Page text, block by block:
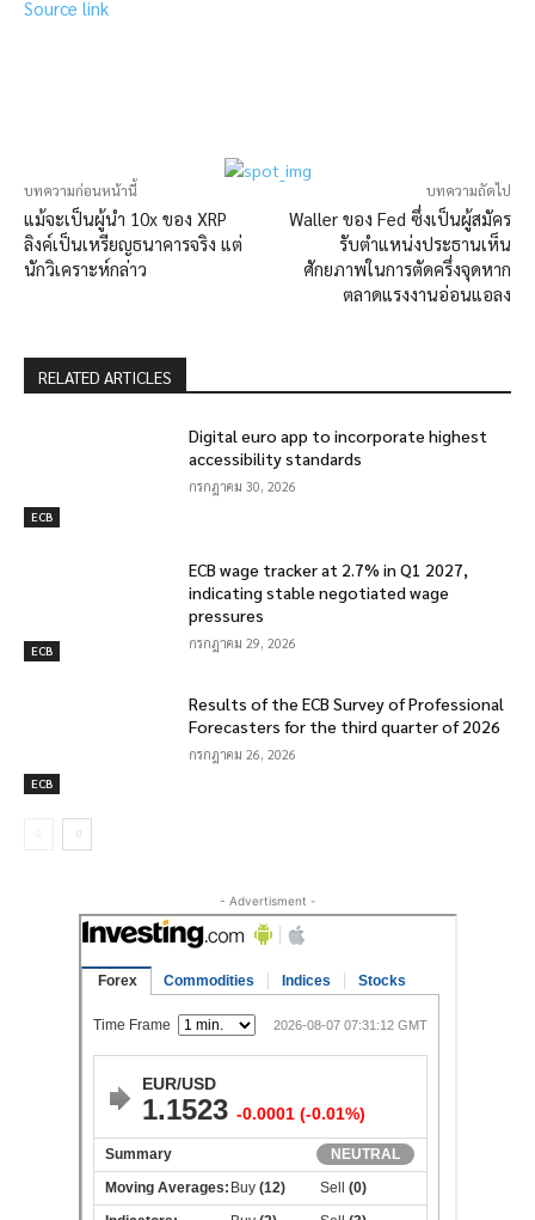
Source link
บทความก่อนหน้านี้
แม้จะเป็นผู้นำ 10x ของ XRP
ลิงค์เป็นเหรียญธนาคารจริง แต่
นักวิเคราะห์กล่าว
บทความถัดไป
Waller ของ Fed ซึ่งเป็นผู้สมัคร
รับตำแหน่งประธานเห็น
ศักยภาพในการตัดครึ่งจุดหาก
ตลาดแรงงานอ่อนแอลง
RELATED ARTICLES
ECB
Digital euro app to incorporate highest
accessibility standards
กรกฎาคม 30, 2026
ECB
ECB wage tracker at 2.7% in Q1 2027,
indicating stable negotiated wage
pressures
กรกฎาคม 29, 2026
ECB
Results of the ECB Survey of Professional
Forecasters for the third quarter of 2026
กรกฎาคม 26, 2026
- Advertisment -